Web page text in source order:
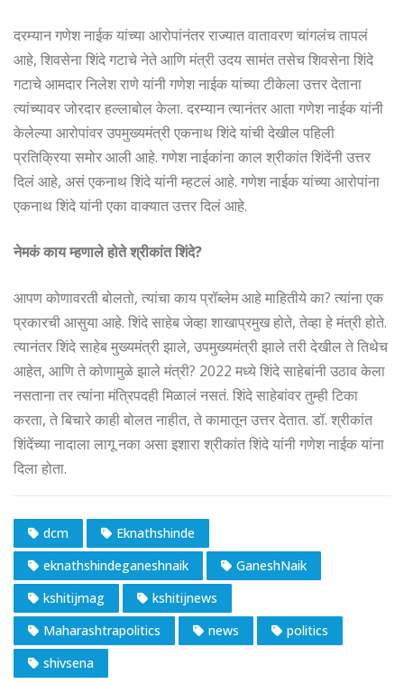
दरम्यान गणेश नाईक यांच्या आरोपांनंतर राज्यात वातावरण चांगलंच तापलं
आहे, शिवसेना शिंदे गटाचे नेते आणि मंत्री उदय सामंत तसेच शिवसेना शिंदे
गटाचे आमदार निलेश राणे यांनी गणेश नाईक यांच्या टीकेला उत्तर देताना
त्यांच्यावर जोरदार हल्लाबोल केला. दरम्यान त्यानंतर आता गणेश नाईक यांनी
केलेल्या आरोपांवर उपमुख्यमंत्री एकनाथ शिंदे यांची देखील पहिली
प्रतिक्रिया समोर आली आहे. गणेश नाईकांना काल श्रीकांत शिंदेंनी उत्तर
दिलं आहे, असं एकनाथ शिंदे यांनी म्हटलं आहे. गणेश नाईक यांच्या आरोपांना
एकनाथ शिंदे यांनी एका वाक्यात उत्तर दिलं आहे.
नेमकं काय म्हणाले होते श्रीकांत शिंदे?
आपण कोणावरती बोलतो, त्यांचा काय प्रॉब्लेम आहे माहितीये का? त्यांना एक
प्रकारची आसुया आहे. शिंदे साहेब जेव्हा शाखाप्रमुख होते, तेव्हा हे मंत्री होते.
त्यानंतर शिंदे साहेब मुख्यमंत्री झाले, उपमुख्यमंत्री झाले तरी देखील ते तिथेच
आहेत, आणि ते कोणामुळे झाले मंत्री? 2022 मध्ये शिंदे साहेबांनी उठाव केला
नसताना तर त्यांना मंत्रिपदही मिळालं नसतं. शिंदे साहेबांवर तुम्ही टिका
करता, ते बिचारे काही बोलत नाहीत, ते कामातून उत्तर देतात. डॉ. श्रीकांत
शिंदेंच्या नादाला लागू नका असा इशारा श्रीकांत शिंदे यांनी गणेश नाईक यांना
दिला होता.
dcm
Eknathshinde
eknathshindeganeshnaik
GaneshNaik
kshitijmag
kshitijnews
Maharashtrapolitics
news
politics
shivsena